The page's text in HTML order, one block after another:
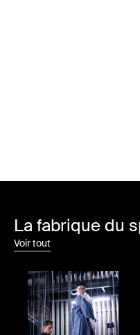
La fabrique du
Voir tout